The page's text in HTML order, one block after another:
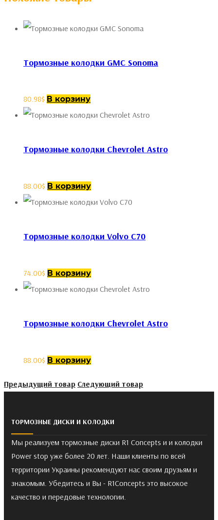
Тормозные колодки GMC Sonoma
80.98$ В корзину
Тормозные колодки Chevrolet Astro
88.00$ В корзину
Тормозные колодки Volvo C70
74.00$ В корзину
Тормозные колодки Chevrolet Astro
88.00$ В корзину
Предыдущий товар Следующий товар
ТОРМОЗНЫЕ ДИСКИ И КОЛОДКИ
Мы реализуем тормозные диски R1 Concepts и и колодки
Power stop уже более 20 лет. Наши клиенты по всей
территории Украины рекомендуют нас своим друзьям и
знакомым. Убедитесь и Вы - R1Concepts это высокое
качество и передовые технологии.